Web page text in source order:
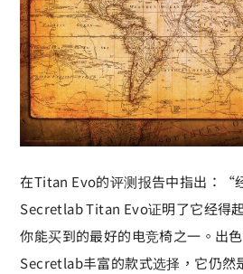
在Titan Evo的评测报告中指出：“
Secretlab Titan Evo证明了它经得
你能买到的最好的电竞椅之一。出
Secretlab丰富的款式选择，它仍然